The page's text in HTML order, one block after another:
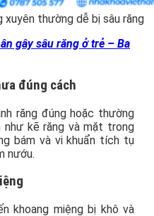
thường dễ bị sâu răng
gây sâu răng ở trẻ – Ba
đúng cách
răng đúng hoặc thường
kẽ răng và mặt trong
bám và vi khuẩn tích tụ
nướu.
khoang miệng bị khô và